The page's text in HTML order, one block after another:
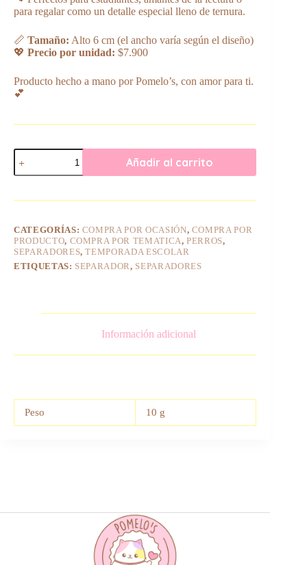
para regalar como un detalle especial lleno de ternura.
📏 Tamaño: Alto 6 cm (el ancho varía según el diseño)
💖 Precio por unidad: $7.900
Producto hecho a mano por Pomelo’s, con amor para ti.
💕
Separador
de
Imán
Flor
Perrito
cantidad
Añadir al carrito
CATEGORÍAS: COMPRA POR OCASIÓN, COMPRA POR
PRODUCTO, COMPRA POR TEMATICA,PERROS,
SEPARADORES,TEMPORADA ESCOLAR
ETIQUETAS: SEPARADOR, SEPARADORES
Información adicional
Peso 10 g